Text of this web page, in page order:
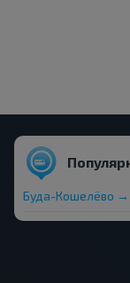
Буда-Кошелёво